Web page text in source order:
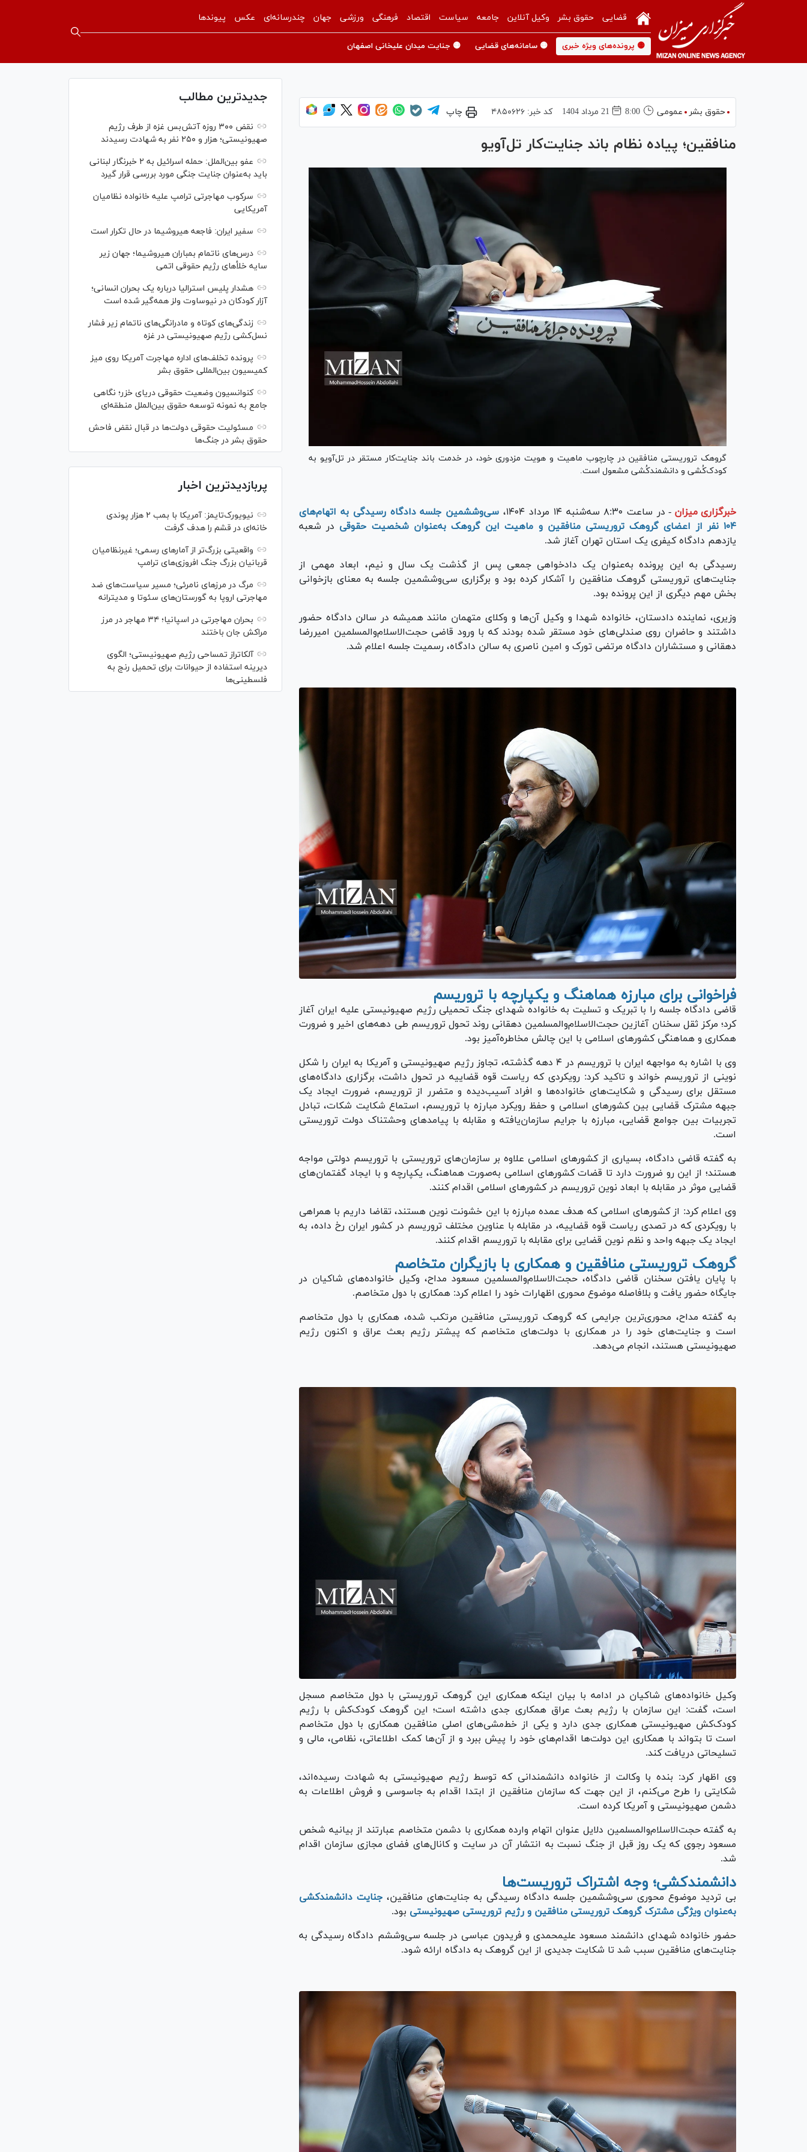
قضایی حقوق بشر وکیل آنلاین جامعه سیاست اقتصاد فرهنگی ورزشی جهان چندرسانه‌ای عکس پیوندها
🟡 پرونده‌های ویژه خبری 🟡 سامانه‌های قضایی 🟡 جنایت میدان علیخانی اصفهان
حقوق بشر عمومی 8:00 21 مرداد 1404 کد خبر: ۴۸۵۰۶۲۶ چاپ
منافقین؛ پیاده نظام باند جنایت‌کار تل‌آویو
گروهک تروریستی منافقین در چارچوب ماهیت و هویت مزدوری خود، در خدمت باند جنایت‌کار مستقر در تل‌آویو به
کودک‌کُشی و دانشمندکُشی مشعول است.
خبرگزاری میزان - در ساعت ۸:۳۰ سه‌شنبه ۱۴ مرداد ۱۴۰۴،
سی‌وششمین جلسه دادگاه رسیدگی به اتهام‌های
۱۰۴ نفر از اعضای گروهک تروریستی منافقین و ماهیت این گروهک به‌عنوان شخصیت حقوقی
در شعبه
یازدهم دادگاه کیفری یک استان تهران آغاز شد.
رسیدگی به این پرونده به‌عنوان یک دادخواهی جمعی پس از گذشت یک سال و نیم، ابعاد مهمی از
جنایت‌های تروریستی گروهک منافقین را آشکار کرده بود و برگزاری سی‌وششمین جلسه به معنای بازخوانی
بخش مهم دیگری از این پرونده بود.
وزیری، نماینده دادستان، خانواده شهدا و وکیل آن‌ها و وکلای متهمان مانند همیشه در سالن دادگاه حضور
داشتند و حاضران روی صندلی‌های خود مستقر شده بودند که با ورود قاضی حجت‌الاسلام‌والمسلمین امیررضا
دهقانی و مستشاران دادگاه مرتضی تورک و امین ناصری به سالن دادگاه، رسمیت جلسه اعلام شد.
فراخوانی برای مبارزه هماهنگ و یکپارچه با تروریسم
قاضی دادگاه جلسه را با تبریک و تسلیت به خانواده شهدای جنگ تحمیلی رژیم صهیونیستی علیه ایران آغاز
کرد؛ مرکز ثقل سخنان آغازین حجت‌الاسلام‌والمسلمین دهقانی روند تحول تروریسم طی دهه‌های اخیر و ضرورت
همکاری و هماهنگی کشور‌های اسلامی با این چالش مخاطره‌آمیز بود.
وی با اشاره به مواجهه ایران با تروریسم در ۴ دهه گذشته، تجاوز رژیم صهیونیستی و آمریکا به ایران را شکل
نوینی از تروریسم خواند و تاکید کرد: رویکردی که ریاست قوه قضاییه در تحول داشت، برگزاری دادگاه‌های
مستقل برای رسیدگی و شکایت‌های خانواده‌ها و افراد آسیب‌دیده و متضرر از تروریسم، ضرورت ایجاد یک
جبهه مشترک قضایی بین کشور‌های اسلامی و حفظ رویکرد مبارزه با تروریسم، استماع شکایت شکات، تبادل
تجربیات بین جوامع قضایی، مبارزه با جرایم سازمان‌یافته و مقابله با پیامد‌های وحشتناک دولت تروریستی
است.
به گفته قاضی دادگاه، بسیاری از کشور‌های اسلامی علاوه بر سازمان‌های تروریستی با تروریسم دولتی مواجه
هستند؛ از این رو ضرورت دارد تا قضات کشور‌های اسلامی به‌صورت هماهنگ، یکپارچه و با ایجاد گفتمان‌های
قضایی موثر در مقابله با ابعاد نوین تروریسم در کشور‌های اسلامی اقدام کنند.
وی اعلام کرد: از کشور‌های اسلامی که هدف عمده مبارزه با این خشونت نوین هستند، تقاضا داریم با همراهی
با رویکردی که در تصدی ریاست قوه قضاییه، در مقابله با عناوین مختلف تروریسم در کشور ایران رخ داده، به
ایجاد یک جبهه واحد و نظم نوین قضایی برای مقابله با تروریسم اقدام کنند.
گروهک تروریستی منافقین و همکاری با بازیگران متخاصم
با پایان یافتن سخنان قاضی دادگاه، حجت‌الاسلام‌والمسلمین مسعود مداح، وکیل خانواده‌های شاکیان در
جایگاه حضور یافت و بلافاصله موضوع محوری اظهارات خود را اعلام کرد: همکاری با دول متخاصم.
به گفته مداح، محوری‌ترین جرایمی که گروهک تروریستی منافقین مرتکب شده، همکاری با دول متخاصم
است و جنایت‌های خود را در همکاری با دولت‌های متخاصم که پیشتر رژیم بعث عراق و اکنون رژیم
صهیونیستی هستند، انجام می‌دهد.
وکیل خانواده‌های شاکیان در ادامه با بیان اینکه همکاری این گروهک تروریستی با دول متخاصم مسجل
است، گفت: این سازمان با رژیم بعث عراق همکاری جدی داشته است؛ این گروهک کودک‌کش با رژیم
کودک‌کش صهیونیستی همکاری جدی دارد و یکی از خط‌مشی‌های اصلی منافقین همکاری با دول متخاصم
است تا بتواند با همکاری این دولت‌ها اقدام‌های خود را پیش ببرد و از آن‌ها کمک اطلاعاتی، نظامی، مالی و
تسلیحاتی دریافت کند.
وی اظهار کرد: بنده با وکالت از خانواده دانشمندانی که توسط رژیم صهیونیستی به شهادت رسیده‌اند،
شکایتی را طرح می‌کنم، از این جهت که سازمان منافقین از ابتدا اقدام به جاسوسی و فروش اطلاعات به
دشمن صهیونیستی و آمریکا کرده است.
به گفته حجت‌الاسلام‌والمسلمین دلایل عنوان اتهام وارده همکاری با دشمن متخاصم عبارتند از بیانیه شخص
مسعود رجوی که یک روز قبل از جنگ نسبت به انتشار آن در سایت و کانال‌های فضای مجازی سازمان اقدام
شد.
دانشمندکشی؛ وجه اشتراک تروریست‌ها
بی تردید موضوع محوری سی‌وششمین جلسه دادگاه رسیدگی به جنایت‌های منافقین، جنایت دانشمندکشی
به‌عنوان ویژگی مشترک گروهک تروریستی منافقین و رژیم تروریستی صهیونیستی بود.
حضور خانواده شهدای دانشمند مسعود علیمحمدی و فریدون عباسی در جلسه سی‌وششم دادگاه رسیدگی به
جنایت‌های منافقین سبب شد تا شکایت جدیدی از این گروهک به دادگاه ارائه شود.
جدیدترین مطالب
نقض ۳۰۰ روزه آتش‌بس غزه از طرف رژیم
صهیونیستی؛ هزار و ۲۵۰ نفر به شهادت رسیدند
عفو بین‌الملل: حمله اسرائیل به ۲ خبرنگار لبنانی
باید به‌عنوان جنایت جنگی مورد بررسی قرار گیرد
سرکوب مهاجرتی ترامپ علیه خانواده نظامیان
آمریکایی
سفیر ایران: فاجعه هیروشیما در حال تکرار است
درس‌های ناتمام بمباران هیروشیما؛ جهان زیر
سایه خلأ‌های رژیم حقوقی اتمی
هشدار پلیس استرالیا درباره یک بحران انسانی؛
آزار کودکان در نیوساوت ولز همه‌گیر شده است
زندگی‌های کوتاه و مادرانگی‌های ناتمام زیر فشار
نسل‌کشی رژیم صهیونیستی در غزه
پرونده تخلف‌های اداره مهاجرت آمریکا روی میز
کمیسیون بین‌المللی حقوق بشر
کنوانسیون وضعیت حقوقی دریای خزر؛ نگاهی
جامع به نمونه توسعه حقوق بین‌الملل منطقه‌ای
مسئولیت حقوقی دولت‌ها در قبال نقض‌ فاحش
حقوق بشر در جنگ‌ها
پربازدیدترین اخبار
نیویورک‌تایمز: آمریکا با بمب ۲ هزار پوندی
خانه‌ای در قشم را هدف گرفت
واقعیتی بزرگ‌تر از آمار‌های رسمی؛ غیرنظامیان
قربانیان بزرگ جنگ افروزی‌های ترامپ
مرگ در مرز‌های نامرئی؛ مسیر سیاست‌های ضد
مهاجرتی اروپا به گورستان‌های سئوتا و مدیترانه
بحران مهاجرتی در اسپانیا؛ ۳۴ مهاجر در مرز
مراکش جان باختند
آلکاتراز تمساحی رژیم صهیونیستی؛ الگوی
دیرینه استفاده از حیوانات برای تحمیل رنج به
فلسطینی‌ها